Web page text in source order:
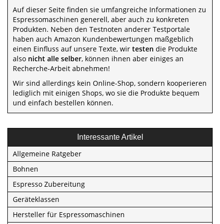
Auf dieser Seite finden sie umfangreiche Informationen zu
Espressomaschinen generell, aber auch zu konkreten
Produkten. Neben den Testnoten anderer Testportale
haben auch Amazon Kundenbewertungen maßgeblich
einen Einfluss auf unsere Texte, wir testen die Produkte
also nicht alle selber, können ihnen aber einiges an
Recherche-Arbeit abnehmen!
Wir sind allerdings kein Online-Shop, sondern kooperieren
lediglich mit einigen Shops, wo sie die Produkte bequem
und einfach bestellen können.
Interessante Artikel
Allgemeine Ratgeber
Bohnen
Espresso Zubereitung
Geräteklassen
Hersteller für Espressomaschinen